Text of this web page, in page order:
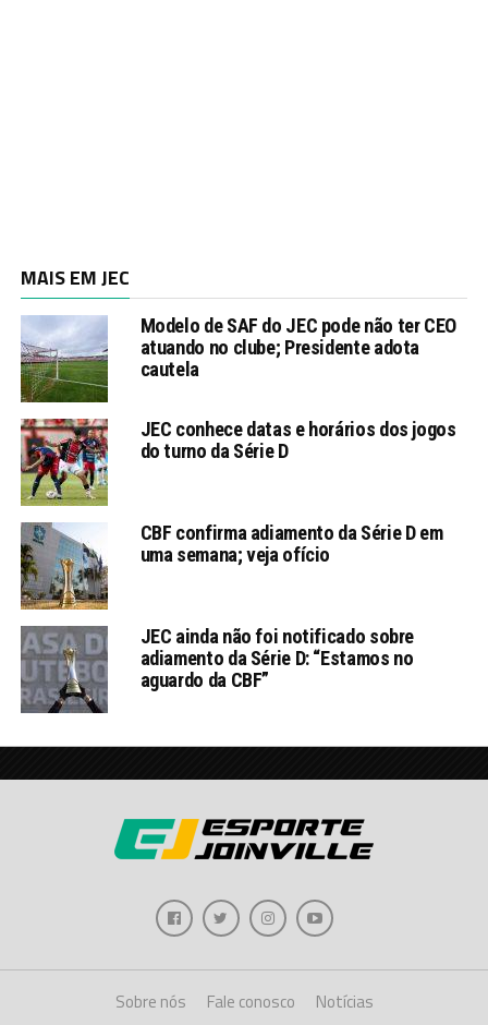
MAIS EM JEC
Modelo de SAF do JEC pode não ter CEO
atuando no clube; Presidente adota
cautela
JEC conhece datas e horários dos jogos
do turno da Série D
CBF confirma adiamento da Série D em
uma semana; veja ofício
JEC ainda não foi notificado sobre
adiamento da Série D: “Estamos no
aguardo da CBF”
Sobre nós Fale conosco Notícias